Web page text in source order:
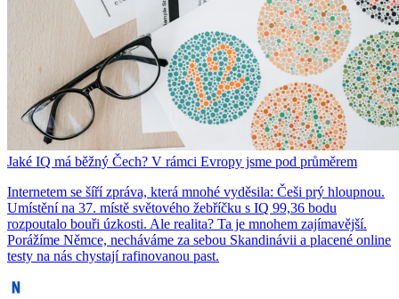
Jaké IQ má běžný Čech? V rámci Evropy jsme pod průměrem
Internetem se šíří zpráva, která mnohé vyděsila: Češi prý hloupnou.
Umístění na 37. místě světového žebříčku s IQ 99,36 bodu
rozpoutalo bouři úzkosti. Ale realita? Ta je mnohem zajímavější.
Porážíme Němce, necháváme za sebou Skandinávii a placené online
testy na nás chystají rafinovanou past.